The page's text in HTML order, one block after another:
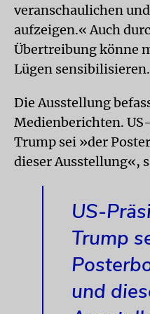
veranschaulichen
aufzeigen.« Auch
Übertreibung könne
Lügen sensibilisieren.
Die Ausstellung
Medienberichten.
Trump sei »der
dieser Ausstellung«,
US-
Trump
und